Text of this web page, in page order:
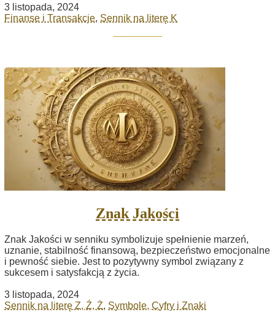
3 listopada, 2024
Finanse i Transakcje, Sennik na literę K
Znak Jakości
Znak Jakości w senniku symbolizuje spełnienie marzeń,
uznanie, stabilność finansową, bezpieczeństwo emocjonalne
i pewność siebie. Jest to pozytywny symbol związany z
sukcesem i satysfakcją z życia.
3 listopada, 2024
Sennik na literę Z, Ź, Ż, Symbole, Cyfry i Znaki